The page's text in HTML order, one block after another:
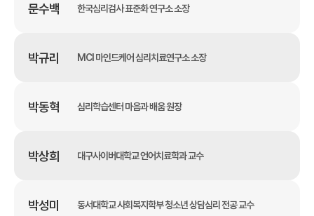
문수백 한국심리검사 표준화 연구소 소장
박규리 MCI 마인드케어 심리치료연구소 소장
박동혁 심리학습센터 마음과 배움 원장
박상희 대구사이버대학교 언어치료학과 교수
박성미 동서대학교 사회복지학부 청소년 상담심리 전공 교수